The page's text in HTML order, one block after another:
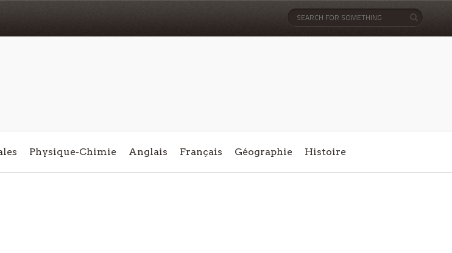
Physique-Chimie Anglais Français Géographie Histoire